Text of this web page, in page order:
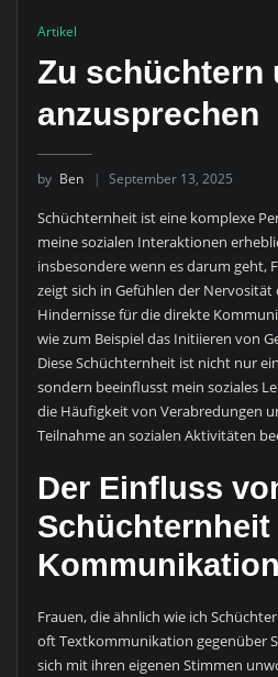
Artikel
Zu schüchtern
anzusprechen
by Ben September 13, 2025
Schüchternheit ist eine komplexe
meine sozialen Interaktionen
insbesondere wenn es darum geht,
zeigt sich in Gefühlen der Nervosität
Hindernisse für die direkte
wie zum Beispiel das Initiieren von
Diese Schüchternheit ist nicht nur
sondern beeinflusst mein soziales
die Häufigkeit von Verabredungen
Teilnahme an sozialen Aktivitäten
Der Einfluss
Schüchternheit
Kommunikation
Frauen, die ähnlich wie ich
oft Textkommunikation gegenüber
sich mit ihren eigenen Stimmen